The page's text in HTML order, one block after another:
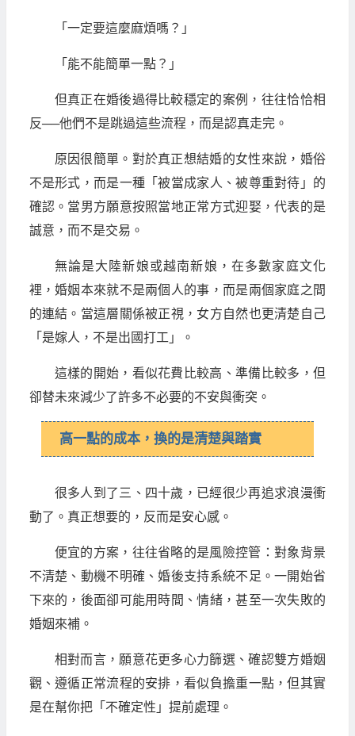
「一定要這麼麻煩嗎？」
「能不能簡單一點？」
但真正在婚後過得比較穩定的案例，往往恰恰相
反──他們不是跳過這些流程，而是認真走完。
原因很簡單。對於真正想結婚的女性來說，婚俗
不是形式，而是一種「被當成家人、被尊重對待」的
確認。當男方願意按照當地正常方式迎娶，代表的是
誠意，而不是交易。
無論是大陸新娘或越南新娘，在多數家庭文化
裡，婚姻本來就不是兩個人的事，而是兩個家庭之間
的連結。當這層關係被正視，女方自然也更清楚自己
「是嫁人，不是出國打工」。
這樣的開始，看似花費比較高、準備比較多，但
卻替未來減少了許多不必要的不安與衝突。
高一點的成本，換的是清楚與踏實
很多人到了三、四十歲，已經很少再追求浪漫衝
動了。真正想要的，反而是安心感。
便宜的方案，往往省略的是風險控管：對象背景
不清楚、動機不明確、婚後支持系統不足。一開始省
下來的，後面卻可能用時間、情緒，甚至一次失敗的
婚姻來補。
相對而言，願意花更多心力篩選、確認雙方婚姻
觀、遵循正常流程的安排，看似負擔重一點，但其實
是在幫你把「不確定性」提前處理。